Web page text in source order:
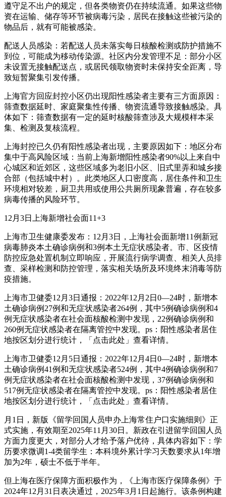
遵守足不出户的规定，但各类物资仍在持续流通。如果这些物
资在运输、储存等环节被病毒污染，居民在接触这些被污染的
物品后，就有可能被感染。
配送人员感染：若配送人员未落实每日核酸检测或防护措施不
到位，可能成为移动传染源。社区内分发管理不足：部分小区
未设置无接触配送点，或居民领取物资时未保持安全距离，导
致短暂聚集引发传播。
上海官方回应封控小区仍出现阳性感染者主要有三方面原因：
筛查数据延时、家庭聚集性传播、物资流通导致接触感染。具
体如下：筛查数据有一定的延时核酸筛查涉及大规模样本采
集、检测及复核流程。
上海封控已久仍有阳性感染者出现，主要原因如下：地区分布
集中于高风险区域：当前上海新增阳性感染者90%以上来自中
心城区和近郊区，这些区域多为老旧小区、旧式里弄和城乡接
合部（包括城中村）。此类地区人口密度高，居住条件和卫生
环境相对较差，厨卫共用或使用公共厕所现象普遍，存在较多
病毒传播的风险环节。
12月3日上海新增社会面11+3
上海市卫生健康委发布：12月3日，上海社会面新增11例新冠
病毒肺炎本土确诊病例和3例本土无症状感染者。市、区疫情
防控应急处置机制立即响应，开展流行病学调查、相关人员排
查、采样检测和防控管理，落实相关场所及环境终末消毒等防
疫措施。
上海市卫健委12月3日通报：2022年12月2日0—24时，新增本
土确诊病例27例和无症状感染者264例，其中5例确诊病例和4
例无症状感染者在社会面核酸检测中发现，22例确诊病例和
260例无症状感染者在隔离管控中发现。ps：阳性感染者居住
地按区划分进行统计，「点击此处」查看详情。
上海市卫健委12月5日通报：2022年12月4日0—24时，新增本
土确诊病例41例和无症状感染者524例，其中4例确诊病例和7
例无症状感染者在社会面核酸检测中发现，37例确诊病例和
517例无症状感染者在隔离管控中发现。ps：阳性感染者居住
地按区划分进行统计，「点击此处」查看详情。
月1日，新版《留学回国人员申办上海常住户口实施细则》正
式实施，有效期至2025年11月30日。新政在引进留学回国人员
方面力度更大，对部分人才给予落户优待，具体内容如下：学
历要求微调1-4类留学生：本科境外累计学习天数要求从1年增
加为2年，硕士不低于半年。
但上海在医疗保障方面积极作为，《上海市医疗保障条例》于
2024年12月31日表决通过，2025年3月1日起施行。该条例构建